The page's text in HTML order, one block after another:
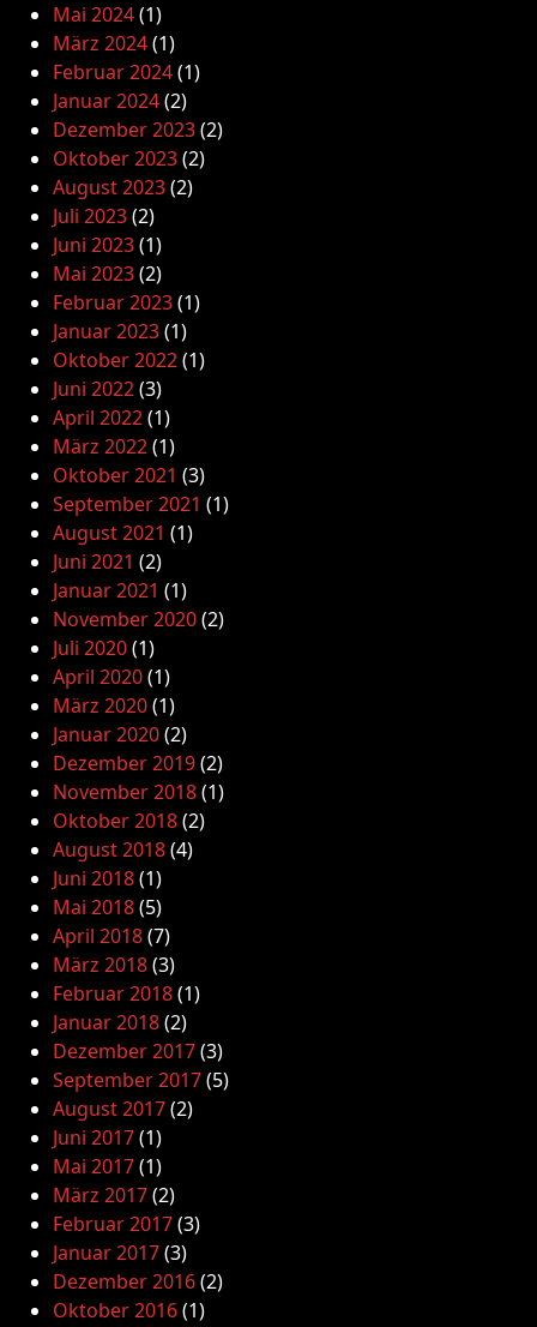
Mai 2024(1)
März 2024(1)
Februar 2024(1)
Januar 2024(2)
Dezember 2023(2)
Oktober 2023(2)
August 2023(2)
Juli 2023(2)
Juni 2023(1)
Mai 2023(2)
Februar 2023(1)
Januar 2023(1)
Oktober 2022(1)
Juni 2022(3)
April 2022(1)
März 2022(1)
Oktober 2021 (3)
September 2021 (1)
August 2021 (1)
Juni 2021 (2)
Januar 2021 (1)
November 2020(2)
Juli 2020(1)
April 2020(1)
März 2020(1)
Januar 2020(2)
Dezember 2019(2)
November 2018(1)
Oktober 2018(2)
August 2018(4)
Juni 2018(1)
Mai 2018(5)
April 2018(7)
März 2018(3)
Februar 2018(1)
Januar 2018(2)
Dezember 2017(3)
September 2017(5)
August 2017(2)
Juni 2017(1)
Mai 2017(1)
März 2017(2)
Februar 2017(3)
Januar 2017(3)
Dezember 2016(2)
Oktober 2016(1)